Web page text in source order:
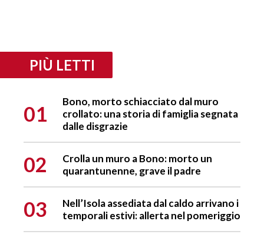
PIÙ LETTI
01
Bono, morto schiacciato dal muro
crollato: una storia di famiglia segnata
dalle disgrazie
02
Crolla un muro a Bono: morto un
quarantunenne, grave il padre
03
Nell’Isola assediata dal caldo arrivano i
temporali estivi: allerta nel pomeriggio